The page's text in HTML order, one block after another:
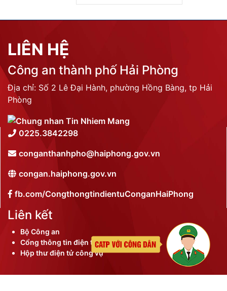
LIÊN HỆ
Công an thành phố Hải Phòng
Địa chỉ: Số 2 Lê Đại Hành, phường Hồng Bàng, tp Hải
Phòng
0225.3842298
conganthanhpho@haiphong.gov.vn
congan.haiphong.gov.vn
fb.com/CongthongtindientuConganHaiPhong
Liên kết
Bộ Công an
Cổng thông tin điện tử thành phố
Hộp thư điện tử công vụ